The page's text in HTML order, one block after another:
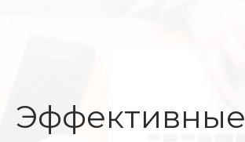
Эффективные